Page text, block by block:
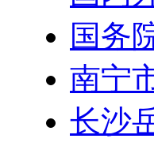
国务
南宁
长沙